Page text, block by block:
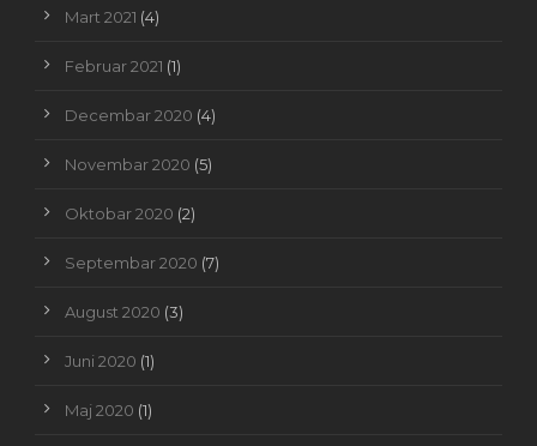
Mart 2021 (4)
Februar 2021 (1)
Decembar 2020 (4)
Novembar 2020 (5)
Oktobar 2020 (2)
Septembar 2020 (7)
August 2020 (3)
Juni 2020 (1)
Maj 2020 (1)